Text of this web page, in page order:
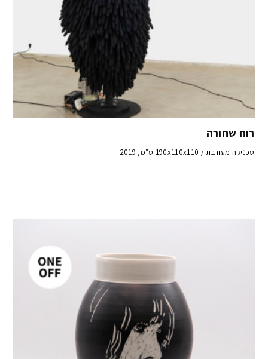
רוח שחורה
טכניקה מעורבת / 190x110x110 ס"מ, 2019